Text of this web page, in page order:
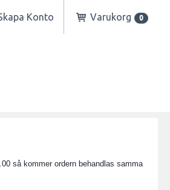
Konto Varukorg 0
så kommer ordern behandlas samma